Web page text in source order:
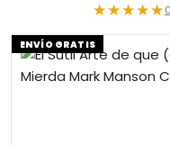
★★★★★
ENVÍO GRATIS